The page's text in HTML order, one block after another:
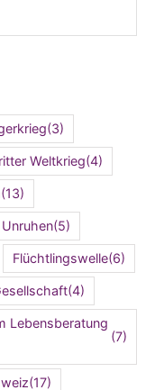
(3)
Weltkrieg(4)
(13)
(5)
Flüchtlingswelle(6)
(4)
Lebensberatung
(7)
(17)